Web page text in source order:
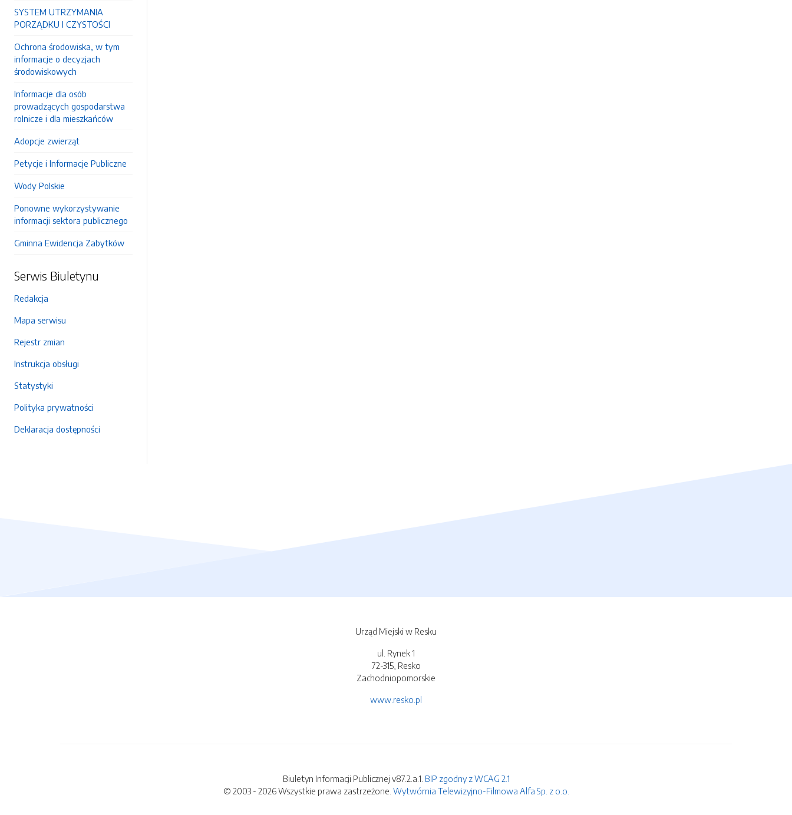
SYSTEM UTRZYMANIA
PORZĄDKU I CZYSTOŚCI
Ochrona środowiska, w tym
informacje o decyzjach
środowiskowych
Informacje dla osób
prowadzących gospodarstwa
rolnicze i dla mieszkańców
Adopcje zwierząt
Petycje i Informacje Publiczne
Wody Polskie
Ponowne wykorzystywanie
informacji sektora publicznego
Gminna Ewidencja Zabytków
Serwis Biuletynu
Redakcja
Mapa serwisu
Rejestr zmian
Instrukcja obsługi
Statystyki
Polityka prywatności
Deklaracja dostępności
Urząd Miejski w Resku
ul. Rynek 1
72-315, Resko
Zachodniopomorskie
www.resko.pl
Biuletyn Informacji Publicznej v87.2.a.1. BIP zgodny z WCAG 2.1
© 2003 - 2026 Wszystkie prawa zastrzeżone. Wytwórnia Telewizyjno-Filmowa Alfa Sp. z o.o.